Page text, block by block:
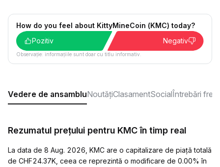
How do you feel about KittyMineCoin (KMC) today?
Pozitiv
Negativ
Observație: informațiile sunt doar cu titlu informativ.
Vedere de ansambluNoutățiClasamentSocialÎntrebări
Rezumatul prețului pentru KMC în timp real
La data de 8 Aug. 2026, KMC are o capitalizare de piață totală
de CHF24.37K, ceea ce reprezintă o modificare de 0.00% în